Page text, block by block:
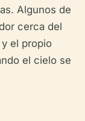
Algunos de
cerca del
el propio
el cielo se